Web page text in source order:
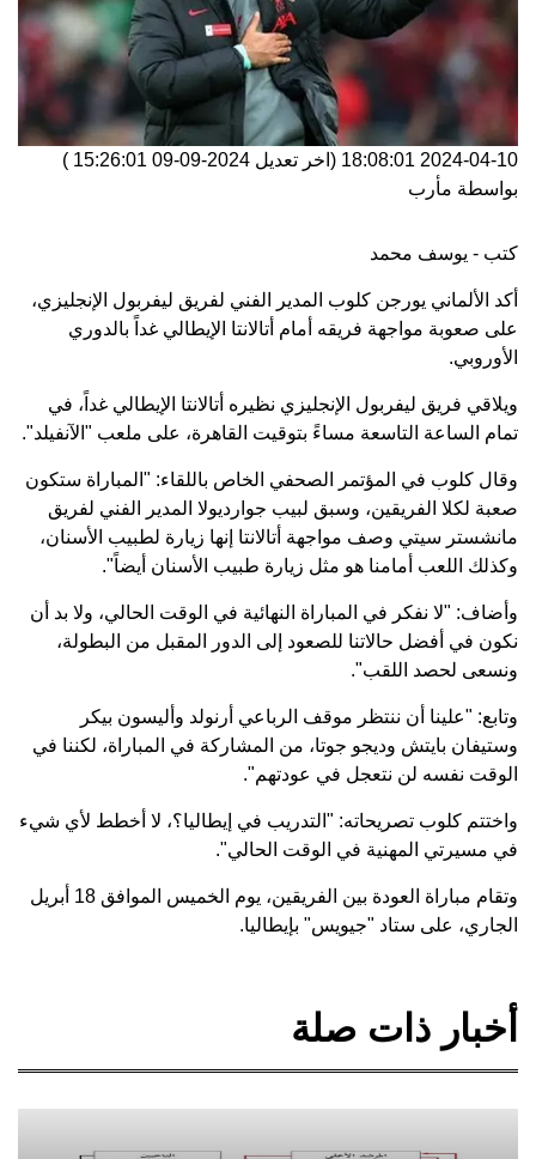
2024-04-10 18:08:01 (اخر تعديل 2024-09-09 15:26:01
)
بواسطة مأرب
كتب - يوسف محمد
أكد الألماني يورجن كلوب المدير الفني لفريق ليفربول الإنجليزي،
على صعوبة مواجهة فريقه أمام أتالانتا الإيطالي غداً بالدوري
الأوروبي.
ويلاقي فريق ليفربول الإنجليزي نظيره أتالانتا الإيطالي غداً، في
تمام الساعة التاسعة مساءً بتوقيت القاهرة، على ملعب "الآنفيلد".
وقال كلوب في المؤتمر الصحفي الخاص باللقاء: "المباراة ستكون
صعبة لكلا الفريقين، وسبق لبيب جوارديولا المدير الفني لفريق
مانشستر سيتي وصف مواجهة أتالانتا إنها زيارة لطبيب الأسنان،
وكذلك اللعب أمامنا هو مثل زيارة طبيب الأسنان أيضاً".
وأضاف: "لا نفكر في المباراة النهائية في الوقت الحالي، ولا بد أن
نكون في أفضل حالاتنا للصعود إلى الدور المقبل من البطولة،
ونسعى لحصد اللقب".
وتابع: "علينا أن ننتظر موقف الرباعي أرنولد وأليسون بيكر
وستيفان بايتش وديجو جوتا، من المشاركة في المباراة، لكننا في
الوقت نفسه لن نتعجل في عودتهم".
واختتم كلوب تصريحاته: "التدريب في إيطاليا؟، لا أخطط لأي شيء
في مسيرتي المهنية في الوقت الحالي".
وتقام مباراة العودة بين الفريقين، يوم الخميس الموافق 18 أبريل
الجاري، على ستاد "جيويس" بإيطاليا.
أخبار ذات صلة